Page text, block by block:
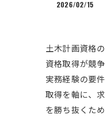
2026/02/15
土木計画資格
資格取得が競
実務経験の要
取得を軸に、
を勝ち抜くた